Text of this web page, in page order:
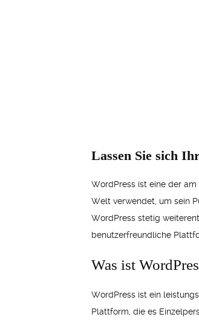
Lassen Sie sich
WordPress ist eine der
Welt verwendet, um sein
WordPress stetig
benutzerfreundliche
Was ist
WordPress ist ein
Plattform, die es